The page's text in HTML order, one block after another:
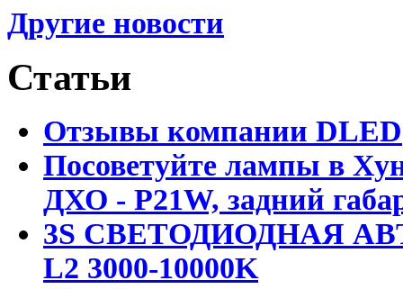
Другие новости
Статьи
Отзывы компании DLED
Посоветуйте лампы в
ДХО - P21W, задний
3S СВЕТОДИОДНАЯ
L2 3000-10000K